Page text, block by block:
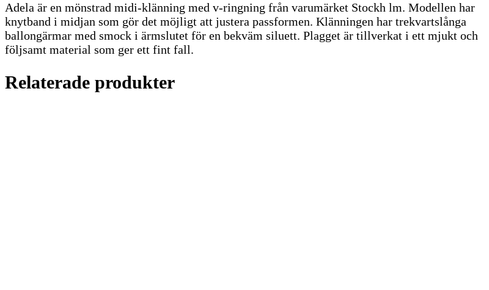
Adela är en mönstrad midi-klänning med v-ringning från varumärket Stockh lm. Modellen har
knytband i midjan som gör det möjligt att justera passformen. Klänningen har trekvartslånga
ballongärmar med smock i ärmslutet för en bekväm siluett. Plagget är tillverkat i ett mjukt och
följsamt material som ger ett fint fall.
Relaterade produkter